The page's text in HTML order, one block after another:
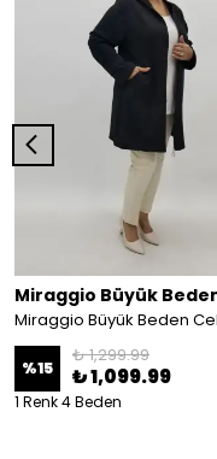
%15
₺ 1,299.99
₺ 1,099.99
1 Renk 4 Beden